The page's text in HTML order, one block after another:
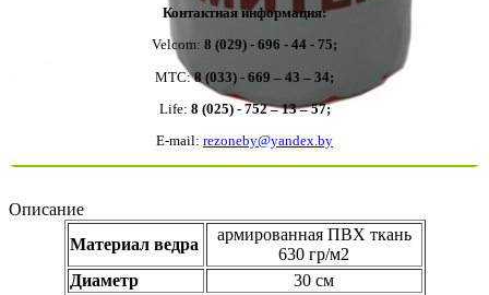
Контактная информация:
Velcom: 8 (029) - 696 - 44 - 75;
MTC:8 (033) - 669 – 43 – 34;
Life: 8 (025) - 752 – 13 – 57;
E-mail: rezoneby@yandex.by
Описание
Материал ведра
армированная ПВХ ткань
630 гр/м2
Диаметр
30 см